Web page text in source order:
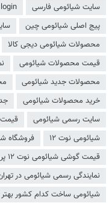
سایت شیائومی فارسی
پیج اصلی شیائومی چین
محصولات شیائومی دیجی کالا
قیمت محصولات شیائومی
محصولات جدید شیائومی
خرید محصولات شیائومی
سایت رسمی شیائومی
قیمت
شیائومی نوت ۱۲
فروشگاه
قیمت گوشی شیائومی نوت ۱۲ پرو دیجی کالا
نمایندگی رسمی شیائومی در
شیائومی ساخت کدام کشور